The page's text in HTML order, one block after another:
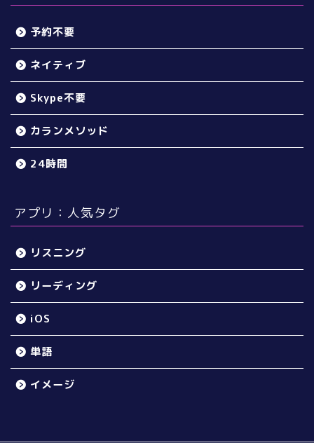
予約不要
ネイティブ
Skype不要
カランメソッド
24時間
アプリ：人気タグ
リスニング
リーディング
iOS
単語
イメージ